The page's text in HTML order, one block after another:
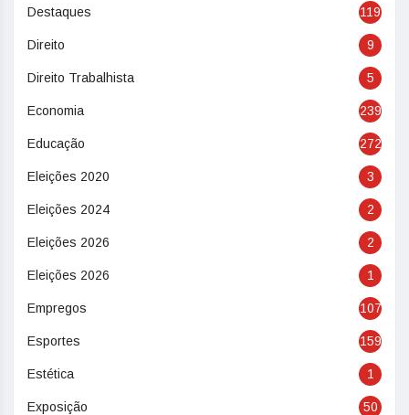
Destaques 119
Direito 9
Direito Trabalhista 5
Economia 239
Educação 272
Eleições 2020 3
Eleições 2024 2
Eleições 2026 2
Eleições 2026 1
Empregos 107
Esportes 159
Estética 1
Exposição 50